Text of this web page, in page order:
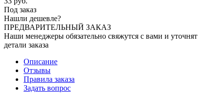
Под заказ
Нашли дешевле?
ПРЕДВАРИТЕЛЬНЫЙ ЗАКАЗ
Наши менеджеры обязательно свяжутся с вами и уточнят
детали заказа
Описание
Отзывы
Правила заказа
Задать вопрос